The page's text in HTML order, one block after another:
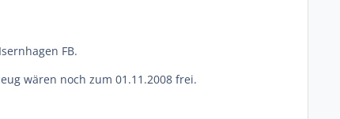
FB.
wären noch zum 01.11.2008 frei.